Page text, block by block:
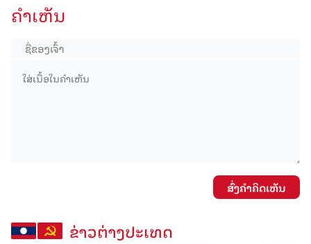
ຄໍາເຫັນ
ສົ່ງຄໍາຄິດເຫັນ
ຂ່າວຕ່າງປະເທດ